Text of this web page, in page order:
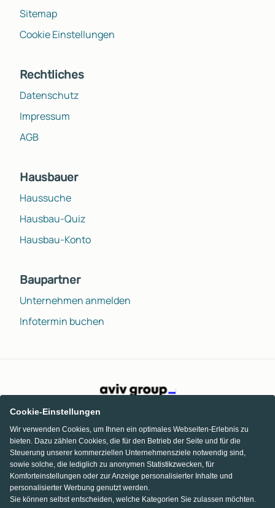
Sitemap
Cookie Einstellungen
Rechtliches
Datenschutz
Impressum
AGB
Hausbauer
Haussuche
Hausbau-Quiz
Hausbau-Konto
Baupartner
Unternehmen anmelden
Infotermin buchen
Cookie-Einstellungen
Wir verwenden Cookies, um Ihnen ein optimales Webseiten-Erlebnis zu
bieten. Dazu zählen Cookies, die für den Betrieb der Seite und für die
Steuerung unserer kommerziellen Unternehmensziele notwendig sind,
sowie solche, die lediglich zu anonymen Statistikzwecken, für
Komforteinstellungen oder zur Anzeige personalisierter Inhalte und
personalisierter Werbung genutzt werden.
Sie können selbst entscheiden, welche Kategorien Sie zulassen möchten.